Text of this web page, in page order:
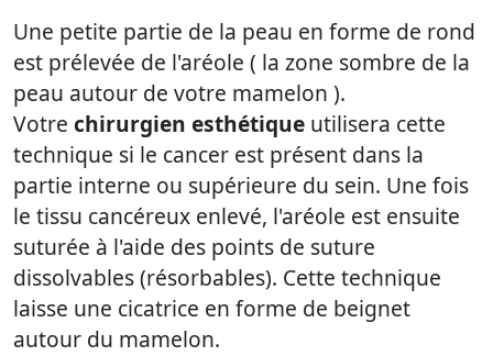
Une petite partie de la peau en forme de rond
est prélevée de l'aréole ( la zone sombre de la
peau autour de votre mamelon ).
Votre chirurgien esthétique utilisera cette
technique si le cancer est présent dans la
partie interne ou supérieure du sein. Une fois
le tissu cancéreux enlevé, l'aréole est ensuite
suturée à l'aide des points de suture
dissolvables (résorbables). Cette technique
laisse une cicatrice en forme de beignet
autour du mamelon.